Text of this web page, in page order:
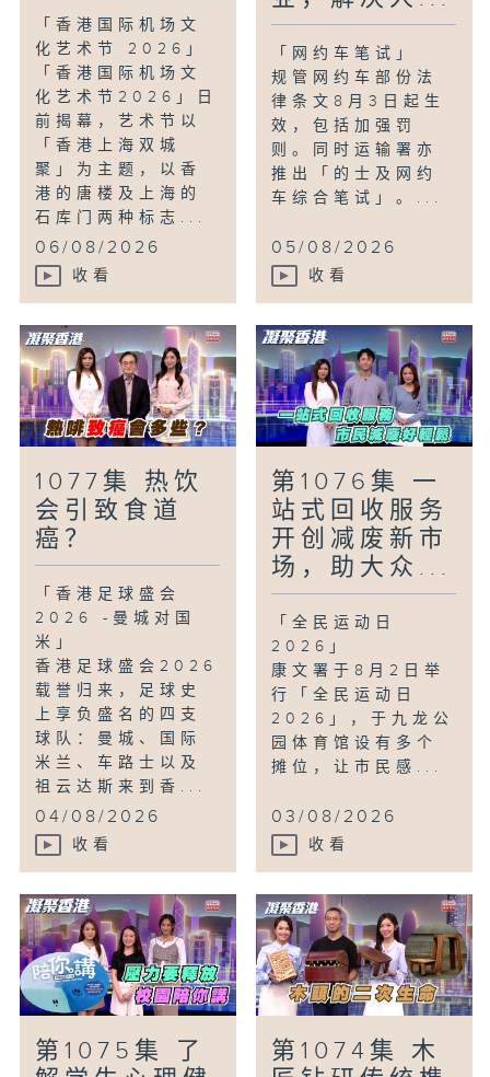
「香港国际机场文
化艺术节 2026」
「香港国际机场文
化艺术节2026」日
前揭幕，艺术节以
「香港上海双城
聚」为主题，以香
港的唐楼及上海的
石库门两种标志...
06/08/2026
收看
「网约车笔试」
规管网约车部份法
律条文8月3日起生
效，包括加强罚
则。同时运输署亦
推出「的士及网约
车综合笔试」。...
05/08/2026
收看
1077集 热饮
会引致食道
癌？
「香港足球盛会
2026 -曼城对国
米」
香港足球盛会2026
载誉归来，足球史
上享负盛名的四支
球队：曼城、国际
米兰、车路士以及
祖云达斯来到香...
04/08/2026
收看
第1076集 一
站式回收服务
开创减废新市
场，助大众...
「全民运动日
2026」
康文署于8月2日举
行「全民运动日
2026」，于九龙公
园体育馆设有多个
摊位，让市民感...
03/08/2026
收看
第1075集 了
第1074集 木